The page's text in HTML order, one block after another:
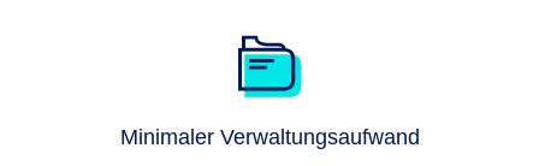
Minimaler Verwaltungsaufwand